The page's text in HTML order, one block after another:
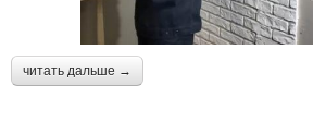
читать дальше →